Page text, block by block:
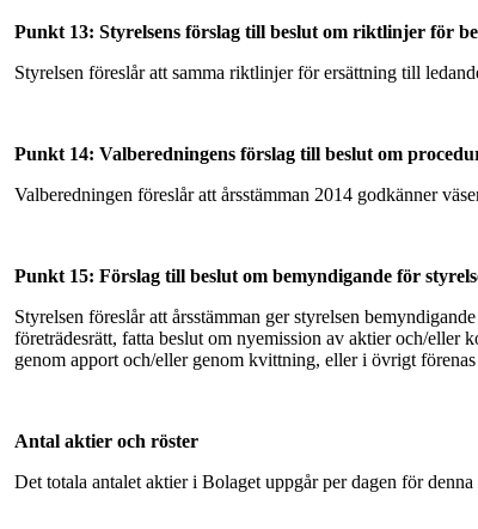
Punkt 13: Styrelsens förslag till beslut om riktlinjer för
Styrelsen föreslår att samma riktlinjer för ersättning till
Punkt 14: Valberedningens förslag till beslut om
Valberedningen föreslår att årsstämman 2014 godkänner
Punkt 15: Förslag till beslut om bemyndigande för
Styrelsen föreslår att årsstämman ger styrelsen
företrädesrätt, fatta beslut om nyemission av aktier och/eller
genom apport och/eller genom kvittning, eller i övrigt
Antal aktier och röster
Det totala antalet aktier i Bolaget uppgår per dagen för